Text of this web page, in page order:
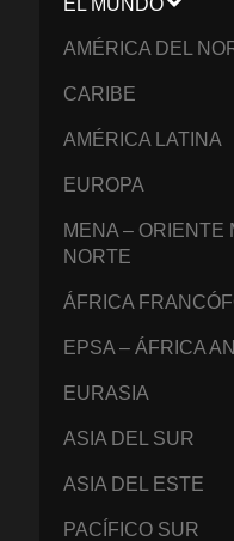
EL MUNDO
AMÉRICA DEL
CARIBE
AMÉRICA LATINA
EUROPA
MENA – ORIENTE
NORTE
ÁFRICA
EPSA – ÁFRICA
EURASIA
ASIA DEL SUR
ASIA DEL ESTE
PACÍFICO SUR